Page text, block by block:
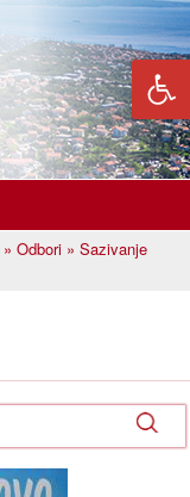
» Odbori » Sazivanje